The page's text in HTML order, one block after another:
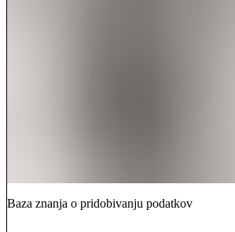
Baza znanja o pridobivanju podatkov